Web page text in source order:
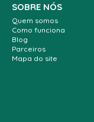
SOBRE NÓS
Quem somos
Como funciona
Blog
Parceiros
Mapa do site